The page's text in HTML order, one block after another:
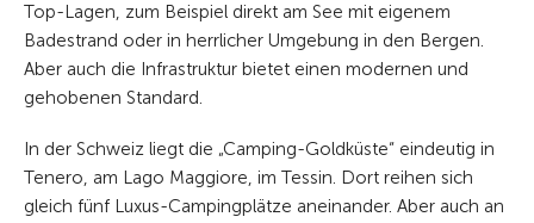
Top-Lagen, zum Beispiel direkt am See mit eigenem
Badestrand oder in herrlicher Umgebung in den Bergen.
Aber auch die Infrastruktur bietet einen modernen und
gehobenen Standard.
In der Schweiz liegt die „Camping-Goldküste“ eindeutig in
Tenero, am Lago Maggiore, im Tessin. Dort reihen sich
gleich fünf Luxus-Campingplätze aneinander. Aber auch an